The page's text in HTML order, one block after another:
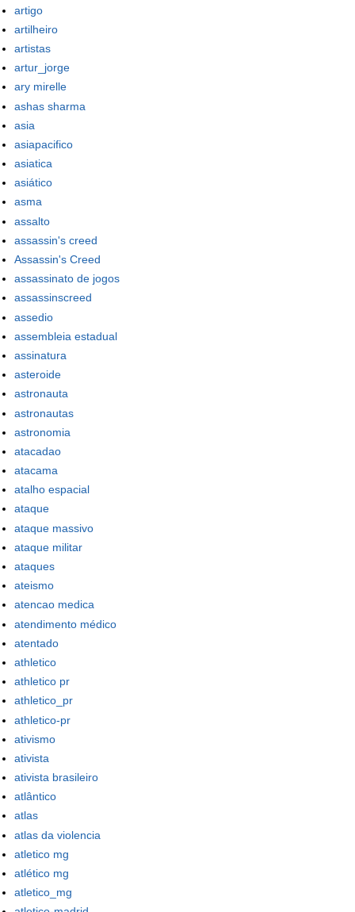
artigo
artilheiro
artistas
artur_jorge
ary mirelle
ashas sharma
asia
asiapacifico
asiatica
asiático
asma
assalto
assassin's creed
Assassin's Creed
assassinato de jogos
assassinscreed
assedio
assembleia estadual
assinatura
asteroide
astronauta
astronautas
astronomia
atacadao
atacama
atalho espacial
ataque
ataque massivo
ataque militar
ataques
ateismo
atencao medica
atendimento médico
atentado
athletico
athletico pr
athletico_pr
athletico-pr
ativismo
ativista
ativista brasileiro
atlântico
atlas
atlas da violencia
atletico mg
atlético mg
atletico_mg